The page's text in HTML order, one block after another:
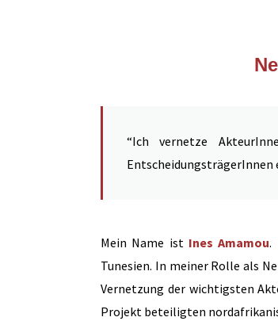
“Ich vernetze
EntscheidungsträgerInnen
Mein Name istInes Amamou.
Tunesien. In meiner Rolle als
Vernetzung der wichtigsten
Projekt beteiligten